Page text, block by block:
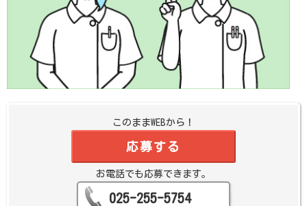
このままWEBから！
応募する
お電話でも応募できます。
025-255-5754